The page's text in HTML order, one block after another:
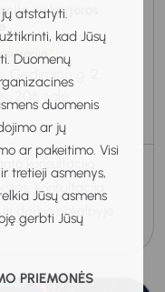
atstatyti.
kad Jūsų
Duomenų
duomenis
ar jų
ar pakeitimo. Visi
tretieji asmenys,
Jūsų asmens
gerbti Jūsų
PRIEMONĖS
su karjeros
Gedimino g. 2,
206 salė
konsultaciją
Konsultacija
darbo pokalbyje